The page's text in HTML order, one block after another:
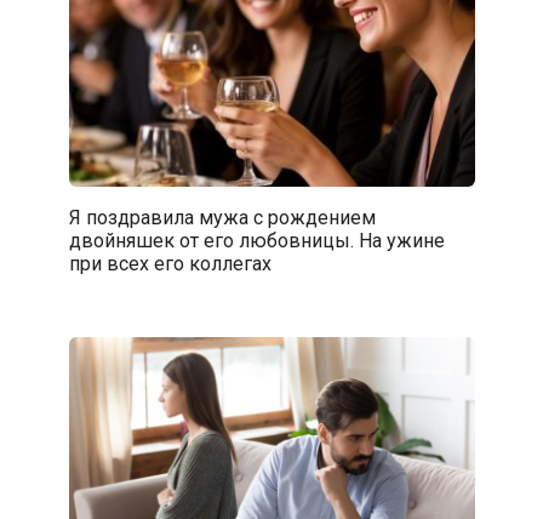
Я поздравила мужа с рождением
двойняшек от его любовницы. На ужине
при всех его коллегах